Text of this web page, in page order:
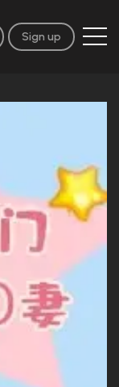
Sign up